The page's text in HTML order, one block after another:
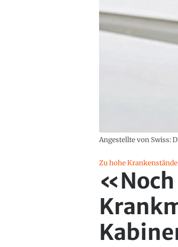
Angestellte von Swiss:
Zu hohe Krankenstände